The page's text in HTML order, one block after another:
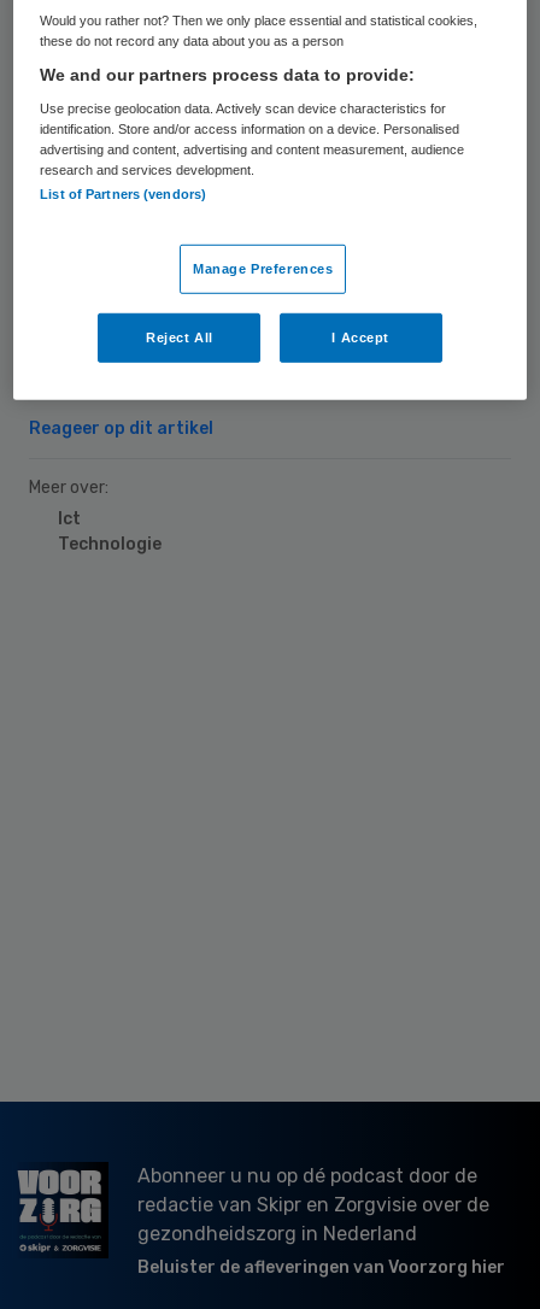
Nederlandse AI-onderneming Pacmed, in de
podcast Voorzorg. Hij is blij dat minister
Fleur Agema voorstander is van AI, maar
weet uit eigen ervaring hoe lastig het is om
in Nederland succesvolle toepassingen op
te schalen.
over AI opschalen in de zorg
Reageer op dit artikel
Meer over:
Ict
Technologie
Abonneer u nu op dé podcast door de
redactie van Skipr en Zorgvisie over de
gezondheidszorg in Nederland
Beluister de afleveringen van Voorzorg hier
Would you rather not? Then we only place essential and statistical cookies,
these do not record any data about you as a person
We and our partners process data to provide:
Use precise geolocation data. Actively scan device characteristics for
identification. Store and/or access information on a device. Personalised
advertising and content, advertising and content measurement, audience
research and services development.
List of Partners (vendors)
Manage Preferences
Reject All I Accept